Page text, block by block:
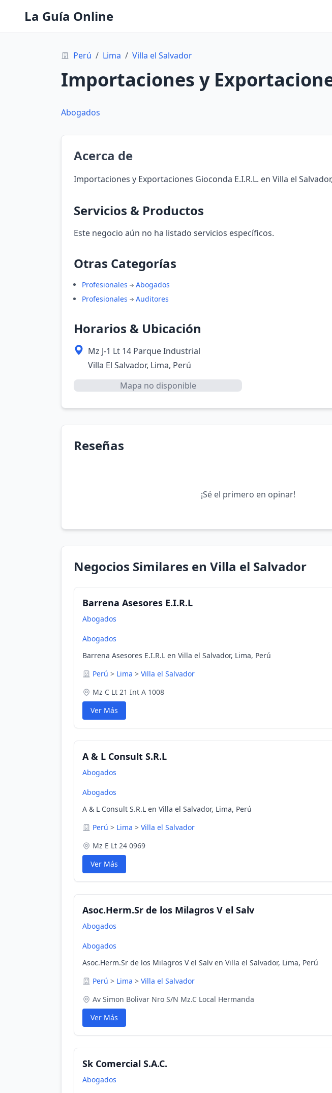
La Guía Online
Perú / Lima / Villa el Salvador
Importaciones y
Abogados
Acerca de
Importaciones y Exportaciones Gioconda E.I.R.L. en Villa el
Servicios & Productos
Este negocio aún no ha listado servicios específicos.
Otras Categorías
Profesionales
Abogados
Profesionales
Auditores
Horarios & Ubicación
Mz J-1 Lt 14 Parque Industrial
Villa El Salvador, Lima, Perú
Mapa no disponible
Reseñas
¡Sé el primero en opinar!
Negocios Similares en Villa el Salvador
Barrena Asesores E.I.R.L
Abogados
Abogados
Barrena Asesores E.I.R.L en Villa el Salvador, Lima, Perú
Perú > Lima > Villa el Salvador
Mz C Lt 21 Int A 1008
Ver Más
A & L Consult S.R.L
Abogados
Abogados
A & L Consult S.R.L en Villa el Salvador, Lima, Perú
Perú > Lima > Villa el Salvador
Mz E Lt 24 0969
Ver Más
Asoc.Herm.Sr de los Milagros V el Salv
Abogados
Abogados
Asoc.Herm.Sr de los Milagros V el Salv en Villa el Salvador, Lima, Perú
Perú > Lima > Villa el Salvador
Av Simon Bolivar Nro S/N Mz.C Local Hermanda
Ver Más
Sk Comercial S.A.C.
Abogados